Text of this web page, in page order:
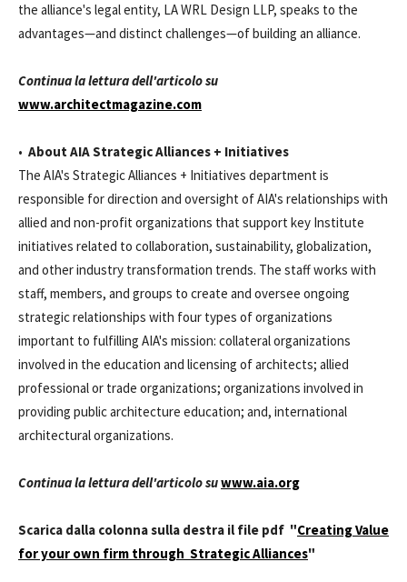
the alliance's legal entity, LA WRL Design LLP, speaks to the
advantages—and distinct challenges—of building an alliance.
Continua la lettura dell'articolo su
www.architectmagazine.com
• About AIA Strategic Alliances + Initiatives
The AIA's Strategic Alliances + Initiatives department is
responsible for direction and oversight of AIA's relationships with
allied and non-profit organizations that support key Institute
initiatives related to collaboration, sustainability, globalization,
and other industry transformation trends. The staff works with
staff, members, and groups to create and oversee ongoing
strategic relationships with four types of organizations
important to fulfilling AIA's mission: collateral organizations
involved in the education and licensing of architects; allied
professional or trade organizations; organizations involved in
providing public architecture education; and, international
architectural organizations.
Continua la lettura dell'articolo suwww.aia.org
Scarica dalla colonna sulla destra il file pdf "Creating Value
for your own firm through Strategic Alliances"